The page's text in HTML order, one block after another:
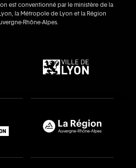
est conventionné par le ministère de la
la Métropole de Lyon et la Région